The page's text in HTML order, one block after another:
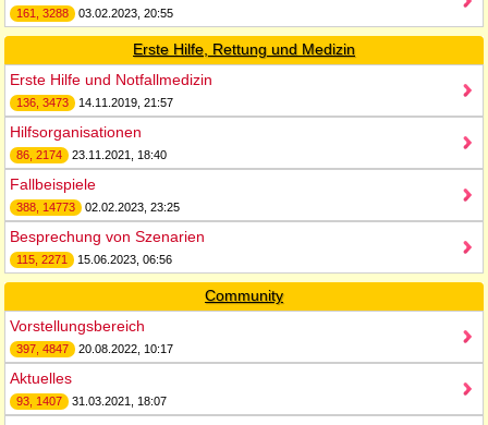
161, 3288 03.02.2023, 20:55
Erste Hilfe, Rettung und Medizin
Erste Hilfe und Notfallmedizin
136, 3473 14.11.2019, 21:57
Hilfsorganisationen
86, 2174 23.11.2021, 18:40
Fallbeispiele
388, 14773 02.02.2023, 23:25
Besprechung von Szenarien
115, 2271 15.06.2023, 06:56
Community
Vorstellungsbereich
397, 4847 20.08.2022, 10:17
Aktuelles
93, 1407 31.03.2021, 18:07